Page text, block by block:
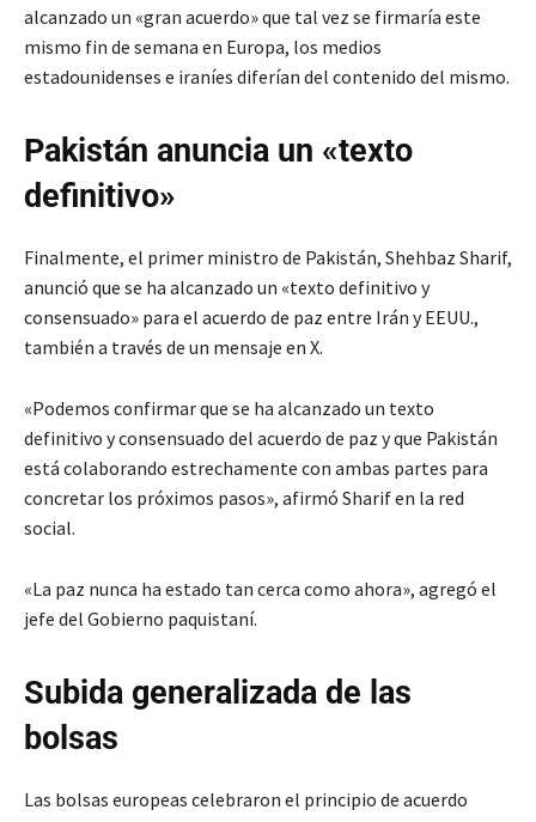
alcanzado un «gran acuerdo» que tal vez se firmaría este
mismo fin de semana en Europa, los medios
estadounidenses e iraníes diferían del contenido del mismo.
Pakistán anuncia un «texto
definitivo»
Finalmente, el primer ministro de Pakistán, Shehbaz Sharif,
anunció que se ha alcanzado un «texto definitivo y
consensuado» para el acuerdo de paz entre Irán y EEUU.,
también a través de un mensaje en X.
«Podemos confirmar que se ha alcanzado un texto
definitivo y consensuado del acuerdo de paz y que Pakistán
está colaborando estrechamente con ambas partes para
concretar los próximos pasos», afirmó Sharif en la red
social.
«La paz nunca ha estado tan cerca como ahora», agregó el
jefe del Gobierno paquistaní.
Subida generalizada de las
bolsas
Las bolsas europeas celebraron el principio de acuerdo